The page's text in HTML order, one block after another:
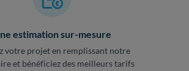
estimation sur-mesure
votre projet en remplissant notre
et bénéficiez des meilleurs tarifs